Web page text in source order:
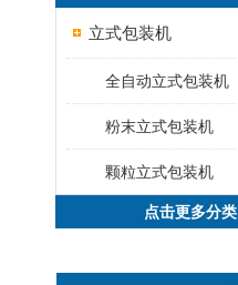
立式包装机
全自动立式包装机
粉末立式包装机
颗粒立式包装机
点击更多分类